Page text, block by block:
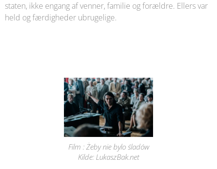
staten, ikke engang af venner, familie og forældre. Ellers var
held og færdigheder ubrugelige.
Film : Żeby nie bylo śladów
Kilde: LukaszBak.net